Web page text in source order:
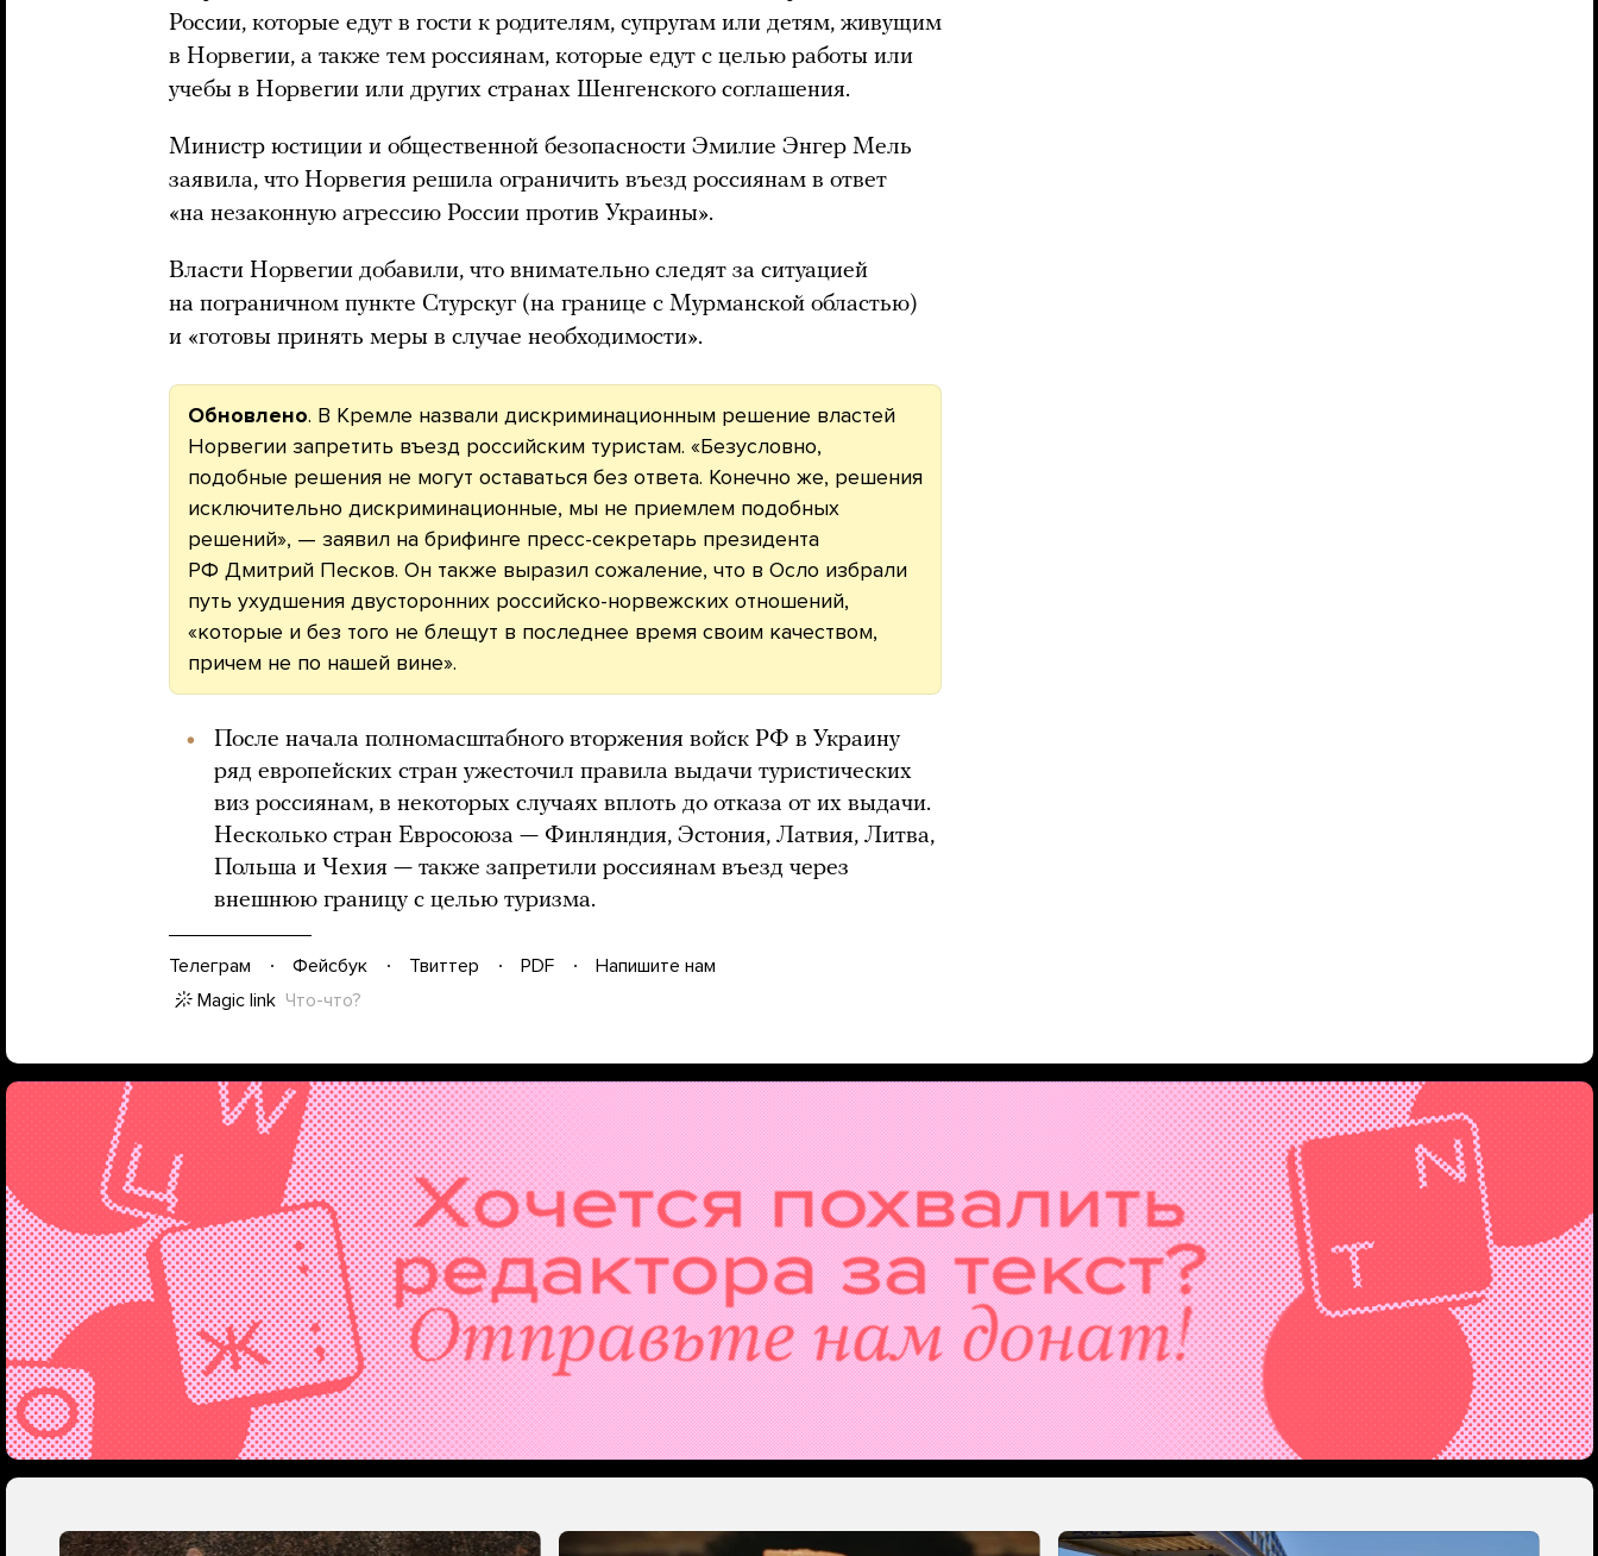
России, которые едут в гости к родителям, супругам или детям, живущим
в Норвегии, а также тем россиянам, которые едут с целью работы или
учебы в Норвегии или других странах Шенгенского соглашения.
Министр юстиции и общественной безопасности Эмилие Энгер Мель
заявила, что Норвегия решила ограничить въезд россиянам в ответ
«на незаконную агрессию России против Украины».
Власти Норвегии добавили, что внимательно следят за ситуацией
на пограничном пункте Стурскуг (на границе с Мурманской областью)
и «готовы принять меры в случае необходимости».
Обновлено. В Кремле назвали дискриминационным решение властей
Норвегии запретить въезд российским туристам. «Безусловно,
подобные решения не могут оставаться без ответа. Конечно же, решения
исключительно дискриминационные, мы не приемлем подобных
решений», — заявил на брифинге пресс-секретарь президента
РФ Дмитрий Песков. Он также выразил сожаление, что в Осло избрали
путь ухудшения двусторонних российско-норвежских отношений,
«которые и без того не блещут в последнее время своим качеством,
причем не по нашей вине».
После начала полномасштабного вторжения войск РФ в Украину
ряд европейских стран ужесточил правила выдачи туристических
виз россиянам, в некоторых случаях вплоть до отказа от их выдачи.
Несколько стран Евросоюза — Финляндия, Эстония, Латвия, Литва,
Польша и Чехия — также запретили россиянам въезд через
внешнюю границу с целью туризма.
Телеграм Фейсбук Твиттер PDF
Напишите нам
Magic link Что-что?